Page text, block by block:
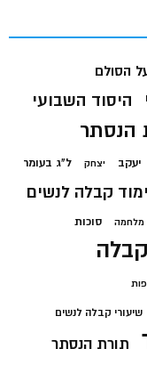
הסולם
היסוד השבועי
הנסתר
יעקב יצחק ל"ג בעומר
קבלה לנשים
מלחמה סוכות
קבלה
שיעורי קבלה לנשים
תורת הנסתר